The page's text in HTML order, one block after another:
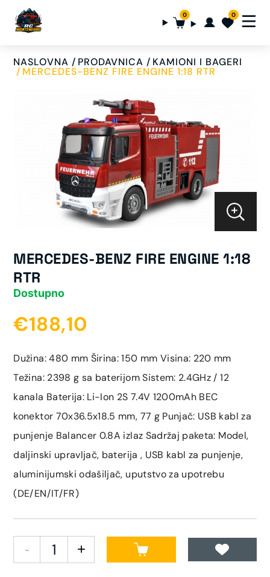
0 0
NASLOVNA PRODAVNICA KAMIONI I BAGERI
MERCEDES-BENZ FIRE ENGINE 1:18 RTR
MERCEDES-BENZ FIRE ENGINE 1:18
RTR
Dostupno
€188,10
Dužina: 480 mm Širina: 150 mm Visina: 220 mm
Težina: 2398 g sa baterijom Sistem: 2.4GHz / 12
kanala Baterija: Li-Ion 2S 7.4V 1200mAh BEC
konektor 70x36.5x18.5 mm, 77 g Punjač: USB kabl za
punjenje Balancer 0.8A izlaz Sadržaj paketa: Model,
daljinski upravljač, baterija , USB kabl za punjenje,
aluminijumski odašiljač, uputstvo za upotrebu
(DE/EN/IT/FR)